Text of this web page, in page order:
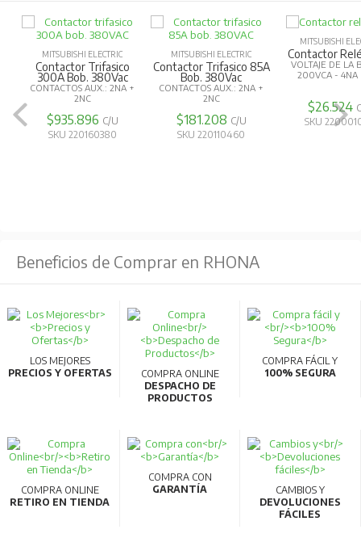
de contactos auxiliares, interbloqueos mecánicos,
absorbedores de sobretensiones y más.
Mayor flexibilidad para personalizar el dispositivo según
las necesidades del proyecto.
Adecuados para aplicaciones industriales exigentes,
como control de motores trifásicos, sistemas de
internacionales, incluyendo IEC, EN,UL, CSA
Certificaciones adicionales para aplicaciones
específicas, como ambientes corrosivos o de alta
temperatura.
MITSUBISHI ELECTRIC
Contactor Trifasico
300A Bob. 380Vac
CONTACTOS AUX.: 2NA +
2NC
$935.896 C/U
SKU 220160380
MITSUBISHI ELECTRIC
Contactor Trifasico 85A
Bob. 380Vac
CONTACTOS AUX.: 2NA +
2NC
$181.208 C/U
SKU 220110460
MITSUBISHI
Contactor
VOLTAJE DE LA
200VCA - 4NA
$26.524
SKU
Beneficios de Comprar en RHONA
LOS MEJORES
PRECIOS Y OFERTAS
COMPRA ONLINE
DESPACHO DE
PRODUCTOS
COMPRA FÁCIL Y
100% SEGURA
COMPRA ONLINE
RETIRO EN TIENDA
COMPRA CON
GARANTÍA
CAMBIOS Y
DEVOLUCIONES
FÁCILES